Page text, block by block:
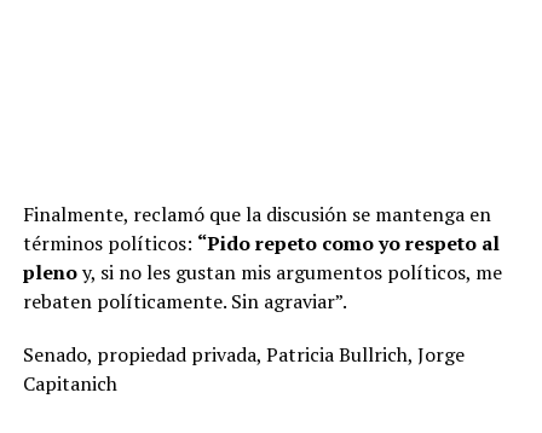
Finalmente, reclamó que la discusión se mantenga en
términos políticos: “Pido repeto como yo respeto al
plenoy, si no les gustan mis argumentos políticos, me
rebaten políticamente. Sin agraviar”.
Senado, propiedad privada, Patricia Bullrich, Jorge
Capitanich